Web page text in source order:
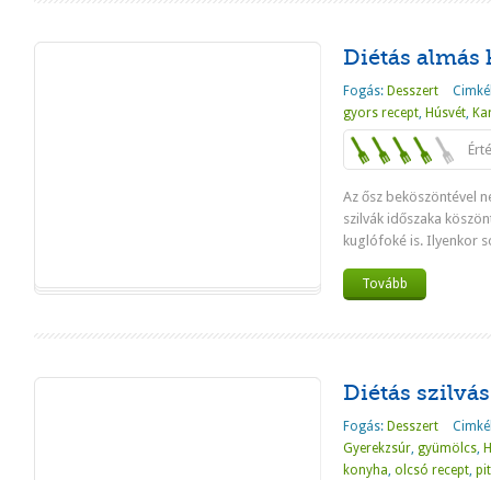
Diétás almás
Fogás: Desszert
gyors recept, Húsvét,
Az ősz beköszöntével
szilvák időszaka
kuglófoké is. Ilyenkor
Tovább
Diétás
Fogás: Desszert
Gyerekzsúr, gyümölcs,
konyha, olcsó recept,